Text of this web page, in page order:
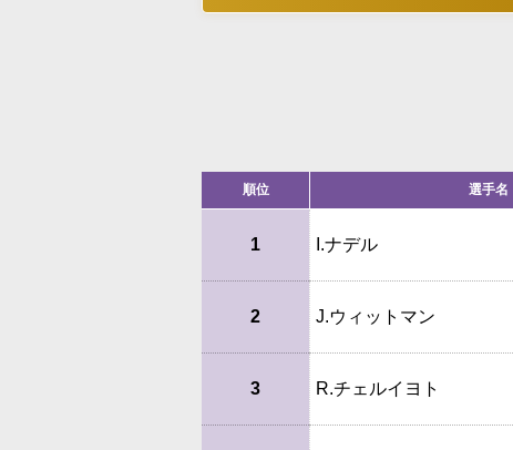
順位 選手名
1 I.ナデル
2 J.ウィットマン
3 R.チェルイヨト